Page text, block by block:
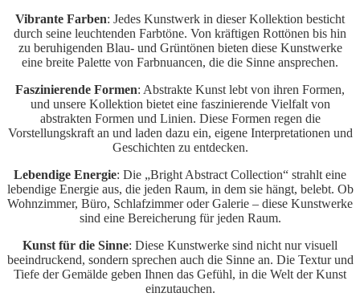
Vibrante Farben: Jedes Kunstwerk in dieser Kollektion besticht
durch seine leuchtenden Farbtöne. Von kräftigen Rottönen bis hin
zu beruhigenden Blau- und Grüntönen bieten diese Kunstwerke
eine breite Palette von Farbnuancen, die die Sinne ansprechen.
Faszinierende Formen: Abstrakte Kunst lebt von ihren Formen,
und unsere Kollektion bietet eine faszinierende Vielfalt von
abstrakten Formen und Linien. Diese Formen regen die
Vorstellungskraft an und laden dazu ein, eigene Interpretationen und
Geschichten zu entdecken.
Lebendige Energie: Die „Bright Abstract Collection“ strahlt eine
lebendige Energie aus, die jeden Raum, in dem sie hängt, belebt. Ob
Wohnzimmer, Büro, Schlafzimmer oder Galerie – diese Kunstwerke
sind eine Bereicherung für jeden Raum.
Kunst für die Sinne: Diese Kunstwerke sind nicht nur visuell
beeindruckend, sondern sprechen auch die Sinne an. Die Textur und
Tiefe der Gemälde geben Ihnen das Gefühl, in die Welt der Kunst
einzutauchen.